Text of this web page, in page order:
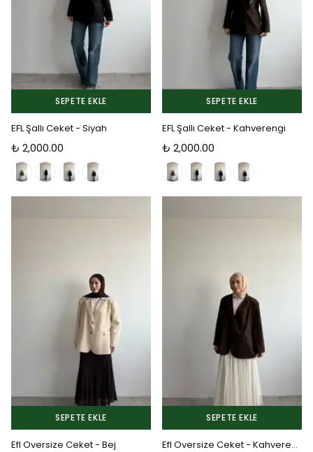
SEPETE EKLE
EFL Şallı Ceket - Siyah
₺ 2,000.00
SEPETE EKLE
EFL Şallı Ceket - Kahverengi
₺ 2,000.00
SEPETE EKLE
Efl Oversize Ceket - Bej
SEPETE EKLE
Efl Oversize Ceket - Kahverengi